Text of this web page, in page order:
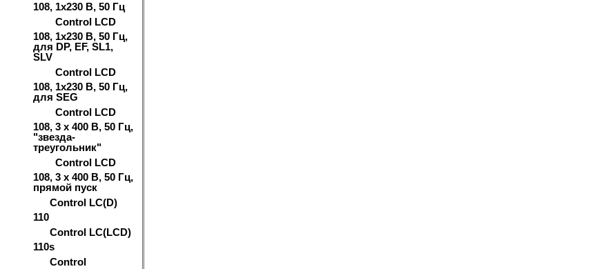
108, 1x230 В, 50 Гц
Control LCD
108, 1x230 В, 50 Гц,
для DP, EF, SL1,
SLV
Control LCD
108, 1x230 В, 50 Гц,
для SEG
Control LCD
108, 3 х 400 В, 50 Гц,
"звезда-
треугольник"
Control LCD
108, 3 х 400 В, 50 Гц,
прямой пуск
Control LC(D)
110
Control LC(LCD)
110s
Control